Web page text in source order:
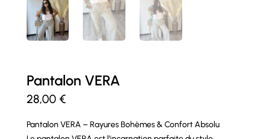
Pantalon VERA
28,00 €
Pantalon VERA – Rayures Bohèmes & Confort Absolu